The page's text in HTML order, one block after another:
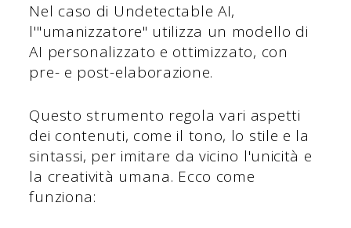
Nel caso di Undetectable AI,
l'"umanizzatore" utilizza un modello di
AI personalizzato e ottimizzato, con
pre- e post-elaborazione.
Questo strumento regola vari aspetti
dei contenuti, come il tono, lo stile e la
sintassi, per imitare da vicino l'unicità e
la creatività umana. Ecco come
funziona: